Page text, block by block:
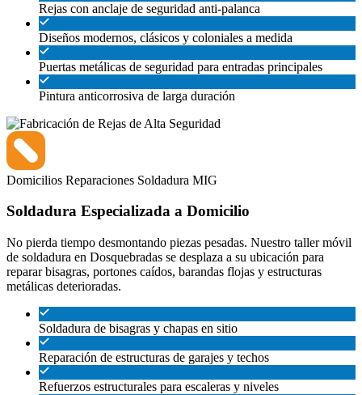
Rejas con anclaje de seguridad anti-palanca
Diseños modernos, clásicos y coloniales a medida
Puertas metálicas de seguridad para entradas principales
Pintura anticorrosiva de larga duración
Domicilios Reparaciones Soldadura MIG
Soldadura Especializada a Domicilio
No pierda tiempo desmontando piezas pesadas. Nuestro taller móvil
de soldadura en Dosquebradas se desplaza a su ubicación para
reparar bisagras, portones caídos, barandas flojas y estructuras
metálicas deterioradas.
Soldadura de bisagras y chapas en sitio
Reparación de estructuras de garajes y techos
Refuerzos estructurales para escaleras y niveles